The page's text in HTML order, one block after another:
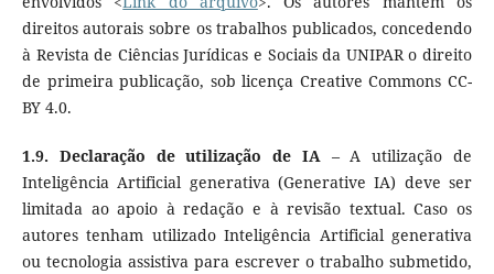
direitos autorais sobre os trabalhos publicados, concedendo
à Revista de Ciências Jurídicas e Sociais da UNIPAR o direito
de primeira publicação, sob licença Creative Commons CC-
BY 4.0.
1.9. Declaração de utilização de IA– A utilização de
Inteligência Artificial generativa (Generative IA) deve ser
limitada ao apoio à redação e à revisão textual. Caso os
autores tenham utilizado Inteligência Artificial generativa
ou tecnologia assistiva para escrever o trabalho submetido,